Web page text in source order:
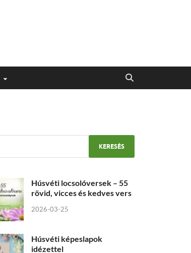
Húsvéti locsolóversek – 55
rövid, vicces és kedves vers
2026-03-25
Húsvéti képeslapok
idézettel